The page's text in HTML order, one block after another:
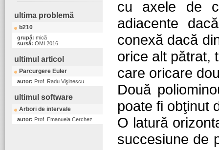
ultima problemă
b210
grupă: mică
sursă: OMI 2016
ultimul articol
Parcurgere Euler
autor: Prof. Radu Vişinescu
ultimul software
Arbori de intervale
autor: Prof. Emanuela Cerchez
cu axele de
adiacente
conexă dacă
orice alt pătrat,
care oricare
Două
poate fi obţinut
O latură
succesiune de